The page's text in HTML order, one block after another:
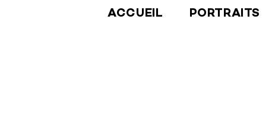
ACCUEIL PORTRAITS